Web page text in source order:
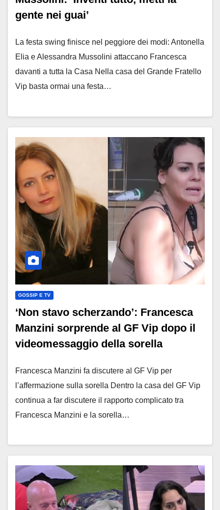
gente nei guai’
La festa swing finisce nel peggiore dei modi: Antonella
Elia e Alessandra Mussolini attaccano Francesca
davanti a tutta la Casa Nella casa del Grande Fratello
Vip basta ormai una festa…
GOSSIP E TV
‘Non stavo scherzando’: Francesca
Manzini sorprende al GF Vip dopo il
videomessaggio della sorella
Francesca Manzini fa discutere al GF Vip per
l’affermazione sulla sorella Dentro la casa del GF Vip
continua a far discutere il rapporto complicato tra
Francesca Manzini e la sorella…